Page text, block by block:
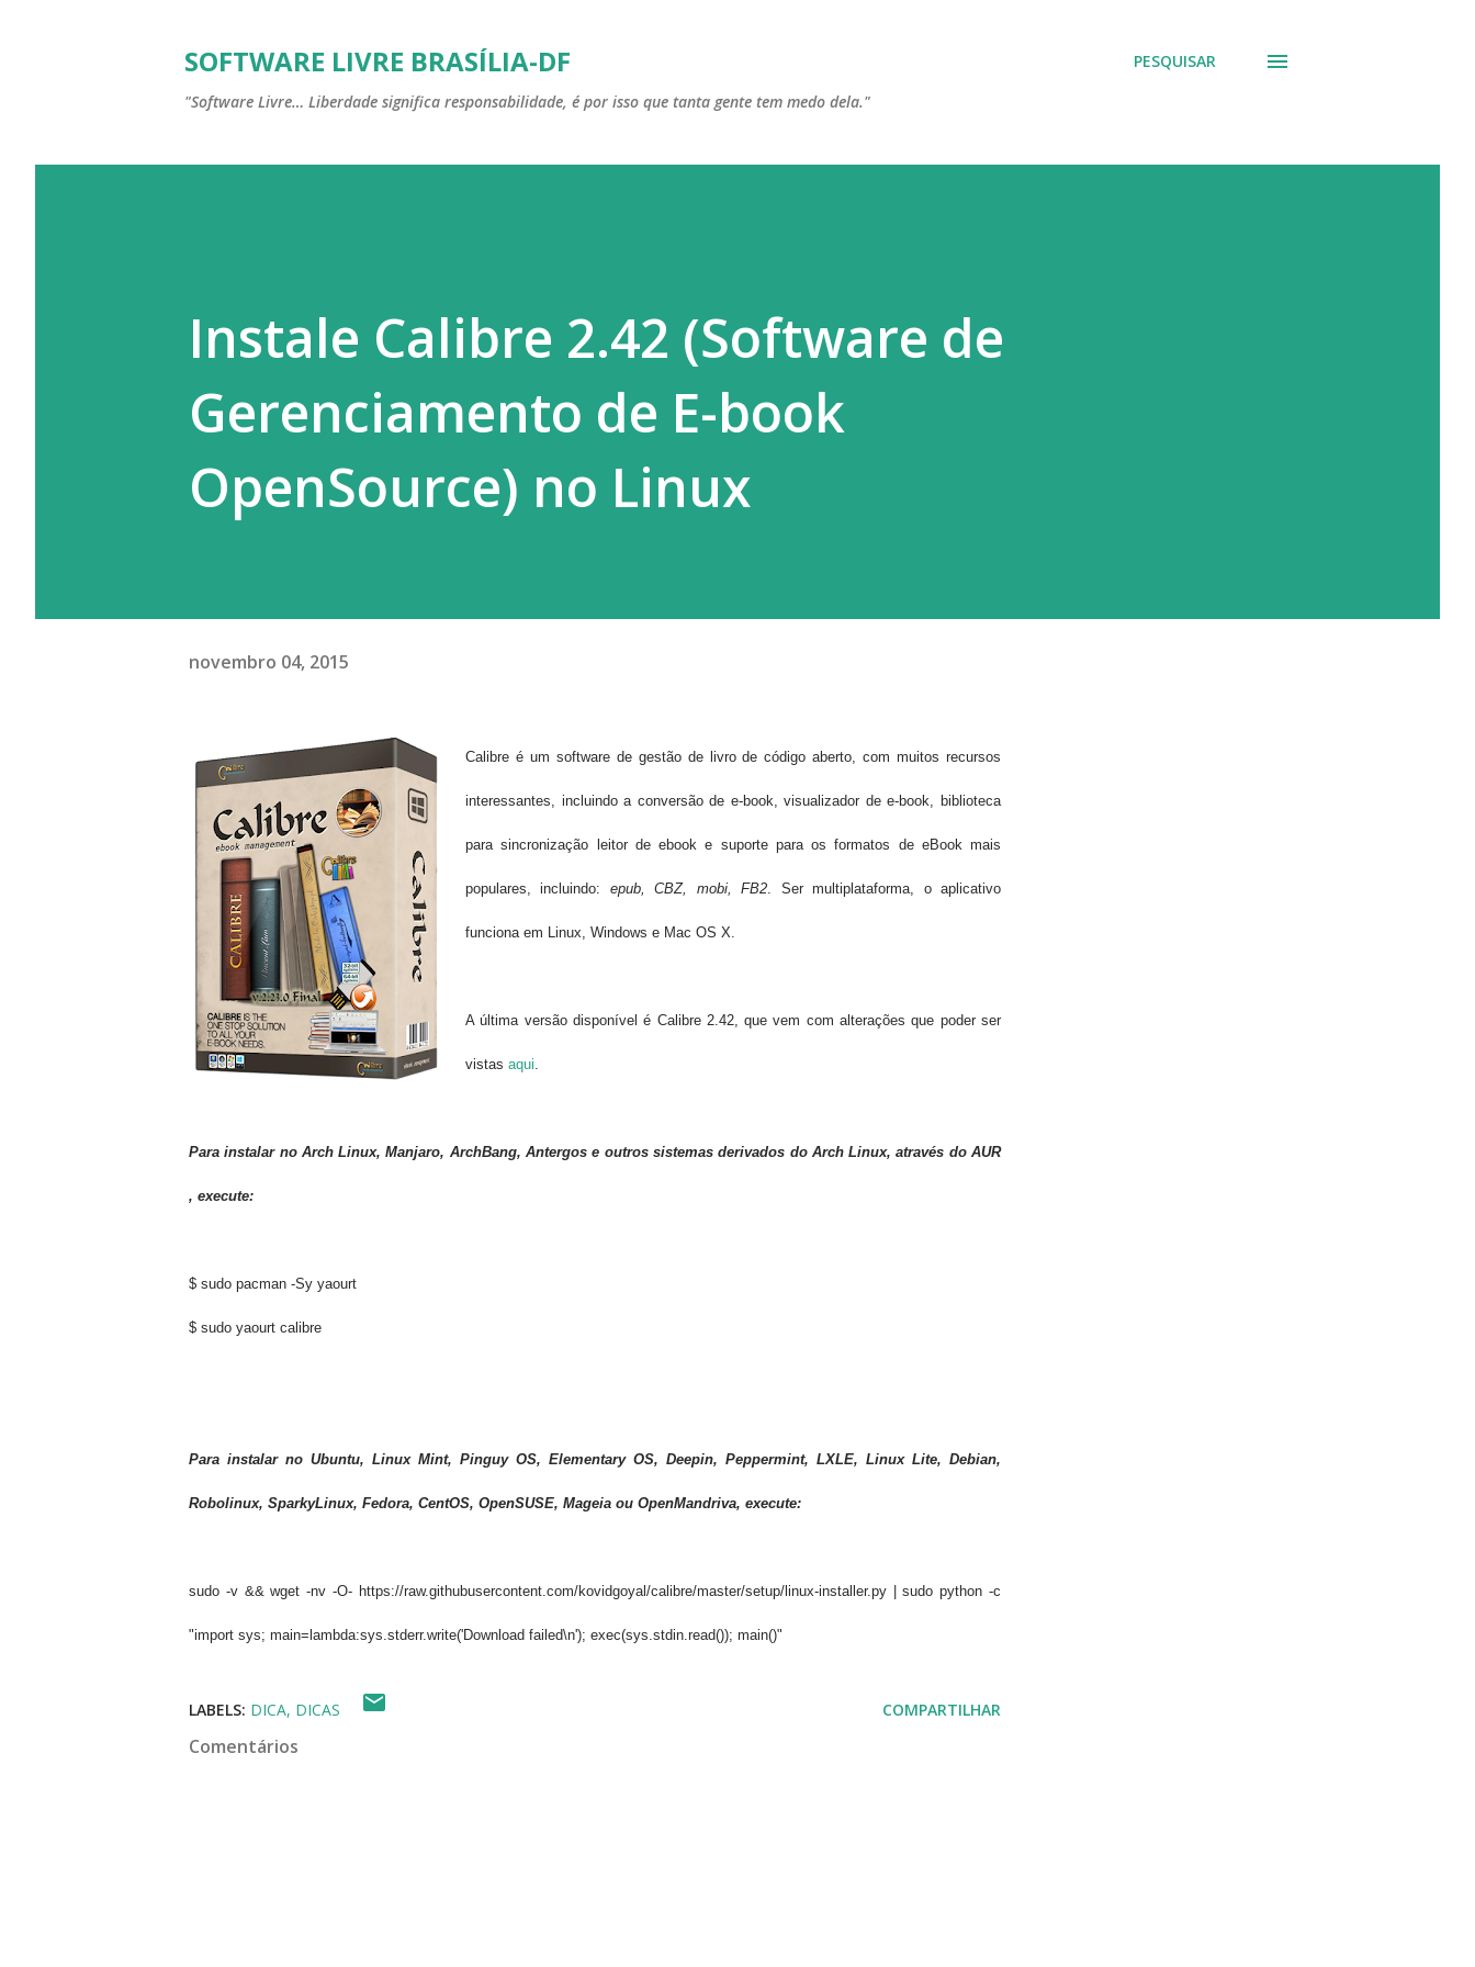
SOFTWARE LIVRE BRASÍLIA-DF
"Software Livre… Liberdade significa responsabilidade, é por isso que tanta gente tem medo dela."
PESQUISAR
Instale Calibre 2.42 (Software de
Gerenciamento de E-book
OpenSource) no Linux
novembro 04, 2015
Calibre é um software de gestão de livro de código aberto,com muitos recursos
interessantes, incluindo a conversão de e-book, visualizador dee-book, biblioteca
para sincronização leitor de ebook e suporte para os formatos de eBook mais
populares,incluindo: epub, CBZ, mobi,FB2. Ser multiplataforma, oaplicativo
funciona em Linux, Windows e Mac OS X.
A última versão disponível é Calibre 2.42, que vem comalterações que poder ser
vistas aqui.
Para instalar no Arch Linux, Manjaro, ArchBang,Antergos e outros sistemas derivados do Arch Linux,através do AUR
, execute:
$ sudo pacman -Sy yaourt
$ sudo yaourt calibre
Para instalar no Ubuntu, Linux Mint, Pinguy OS, Elementary OS, Deepin, Peppermint, LXLE, Linux Lite, Debian,
Robolinux, SparkyLinux, Fedora, CentOS, OpenSUSE, Mageia ou OpenMandriva, execute:
sudo -v && wget -nv -O- https://raw.githubusercontent.com/kovidgoyal/calibre/master/setup/linux-installer.py | sudo python -c
"import sys; main=lambda:sys.stderr.write('Download failed\n'); exec(sys.stdin.read()); main()"
LABELS: DICA DICAS COMPARTILHAR
Comentários